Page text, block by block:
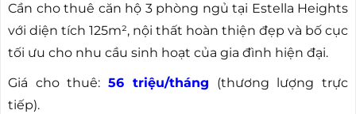
Cần cho thuê căn hộ 3 phòng ngủ tại Estella Heights
với diện tích 125m², nội thất hoàn thiện đẹp và bố cục
tối ưu cho nhu cầu sinh hoạt của gia đình hiện đại.
Giá cho thuê:56 triệu/tháng (thương lượng trực
tiếp).